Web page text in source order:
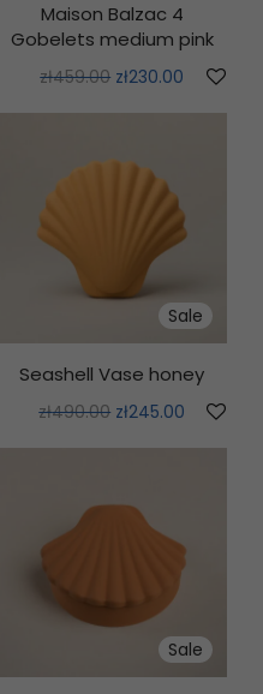
Maison Balzac 4
Gobelets medium pink
zł459.00 zł230.00
Sale
Seashell Vase honey
zł490.00 zł245.00
Sale